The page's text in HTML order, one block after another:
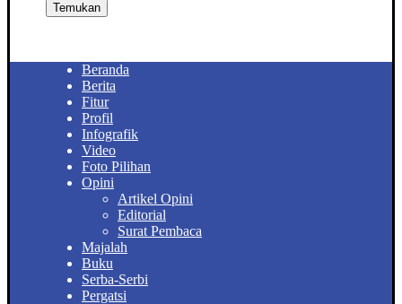
Temukan
Beranda
Berita
Fitur
Profil
Infografik
Video
Foto Pilihan
Opini
Artikel Opini
Editorial
Surat Pembaca
Majalah
Buku
Serba-Serbi
Pergatsi